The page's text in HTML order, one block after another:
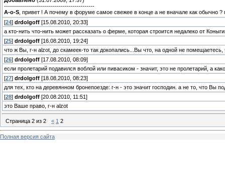
---------------------------------------------
A-o-S , привет ! А почему в форуме самое свежее в конце а не вначале как обычно
[24] drdolgoff [15.08.2010, 20:33]
а кто-нить что-нить может рассказать о ферме, которая строится недалеко от
[25] drdolgoff [16.08.2010, 19:24]
что ж Вы, г-н alzot, до скамеек-то так докопались...Вы что, на одной не
[26] drdolgoff [17.08.2010, 08:09]
если пролетарий подавился воблой или пивасиком - значит, это не пролетарий, а
[27] drdolgoff [18.08.2010, 08:23]
для тех, кто на деревянном бронепоезде: г-н - это значит господин. а не то, что Вы
[28] drdolgoff [20.08.2010, 11:51]
это Ваше право, г-н alzot
Страница 2 из 2 « 1 2
Полная версия сайта